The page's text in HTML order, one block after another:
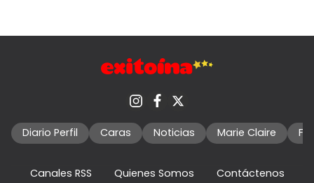
Diario Perfil Caras Noticias Marie Claire
Canales RSS Quienes Somos Contáctenos